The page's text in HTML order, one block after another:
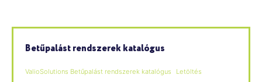
Betűpalást rendszerek katalógus
ValioSolutions Betűpalást rendszerek katalógus Letöltés